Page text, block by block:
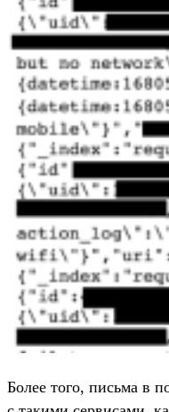
Более того, письма в